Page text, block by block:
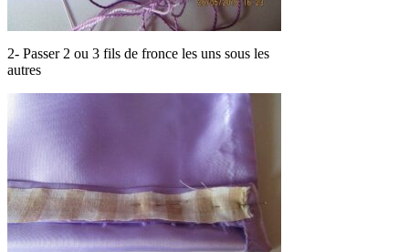
2- Passer 2 ou 3 fils de fronce les uns sous les
autres